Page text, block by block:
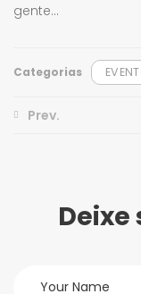
gente…
Categorias
Prev.